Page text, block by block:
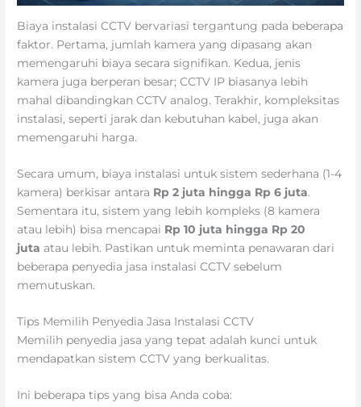
Biaya instalasi CCTV bervariasi tergantung pada beberapa
faktor. Pertama, jumlah kamera yang dipasang akan
memengaruhi biaya secara signifikan. Kedua, jenis
kamera juga berperan besar; CCTV IP biasanya lebih
mahal dibandingkan CCTV analog. Terakhir, kompleksitas
instalasi, seperti jarak dan kebutuhan kabel, juga akan
memengaruhi harga.
Secara umum, biaya instalasi untuk sistem sederhana (1-4
kamera) berkisar antara Rp 2 juta hingga Rp 6 juta.
Sementara itu, sistem yang lebih kompleks (8 kamera
atau lebih) bisa mencapai Rp 10 juta hingga Rp 20
juta atau lebih. Pastikan untuk meminta penawaran dari
beberapa penyedia jasa instalasi CCTV sebelum
memutuskan.
Tips Memilih Penyedia Jasa Instalasi CCTV
Memilih penyedia jasa yang tepat adalah kunci untuk
mendapatkan sistem CCTV yang berkualitas.
Ini beberapa tips yang bisa Anda coba: